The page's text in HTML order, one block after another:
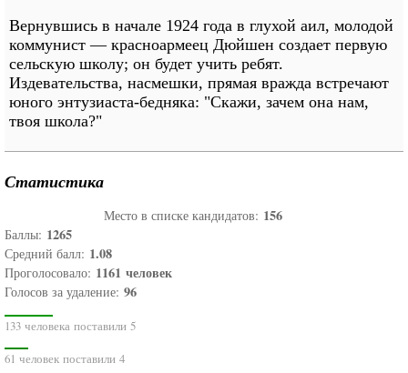
Вернувшись в начале 1924 года в глухой аил, молодой
коммунист — красноармеец Дюйшен создает первую
сельскую школу; он будет учить ребят.
Издевательства, насмешки, прямая вражда встречают
юного энтузиаста-бедняка: "Скажи, зачем она нам,
твоя школа?"
Статистика
Место в списке кандидатов: 156
Баллы: 1265
Средний балл: 1.08
Проголосовало: 1161 человек
Голосов за удаление: 96
133 человека поставили 5
61 человек поставили 4